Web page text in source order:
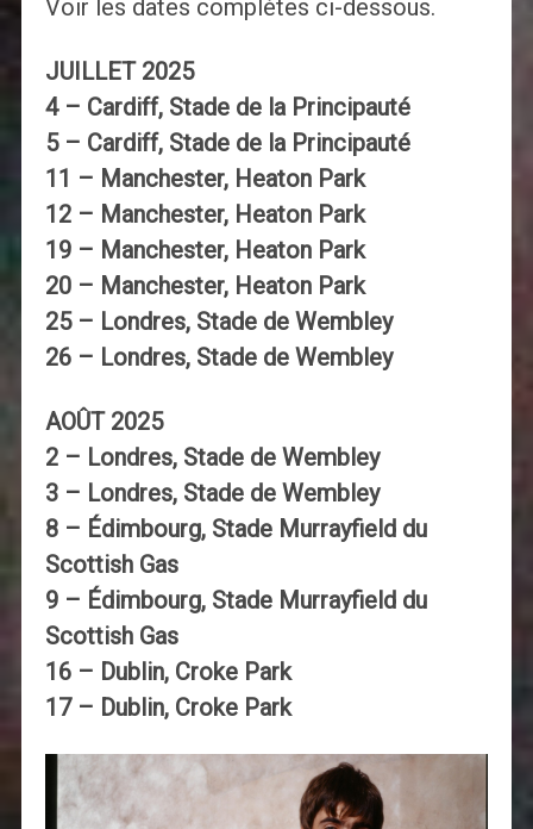
Voir les dates complètes ci-dessous.
JUILLET 2025
4 – Cardiff, Stade de la Principauté
5 – Cardiff, Stade de la Principauté
11 – Manchester, Heaton Park
12 – Manchester, Heaton Park
19 – Manchester, Heaton Park
20 – Manchester, Heaton Park
25 – Londres, Stade de Wembley
26 – Londres, Stade de Wembley
AOÛT 2025
2 – Londres, Stade de Wembley
3 – Londres, Stade de Wembley
8 – Édimbourg, Stade Murrayfield du
Scottish Gas
9 – Édimbourg, Stade Murrayfield du
Scottish Gas
16 – Dublin, Croke Park
17 – Dublin, Croke Park